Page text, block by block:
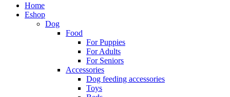
Home
Eshop
Dog
Food
For Puppies
For Adults
For Seniors
Accessories
Dog feeding accessories
Toys